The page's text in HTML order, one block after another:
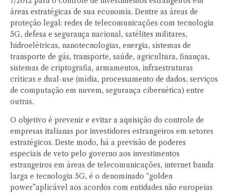
áreas estratégicas de sua economia. Dentre as áreas de
proteção legal: redes de telecomunicações com tecnologia
5G, defesa e segurança nacional, satélites militares,
hidroelétricas, nanotecnologias, energia, sistemas de
transporte de gás, transporte, saúde, agricultura, finanças,
sistemas de criptografia, armamentos, infraestruturas
críticas e dual-use (mídia, processamento de dados, serviços
de computação em nuvem, segurança cibernética) entre
outras.
O objetivo é prevenir e evitar a aquisição do controle de
empresas italianas por investidores estrangeiros em setores
estratégicos. Deste modo, há a previsão de poderes
especiais de veto pelo governo aos investimentos
estrangeiros em áreas de telecomunicações, internet banda
larga e tecnologia 5G, é o denominado “golden
power”aplicável aos acordos com entidades não europeias